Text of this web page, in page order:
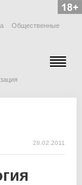
Общественные
28.02.2011